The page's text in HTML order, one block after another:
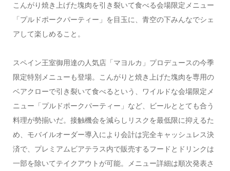
こんがり焼き上げた塊肉を引き裂いて食べる会場限定メニュー
「プルドポークパーティー」を目玉に、青空の下みんなでシェ
アして楽しめること。
スペイン王室御用達の人気店「マヨルカ」プロデュースの今季
限定特別メニューも登場。こんがりと焼き上げた塊肉を専用の
ベアクローで引き裂いて食べるという、ワイルドな会場限定メ
ニュー「プルドポークパーティー」など、ビールととても合う
料理が勢揃いだ。接触機会を減らしリスクを最低限に抑えるた
め、モバイルオーダー導入により会計は完全キャッシュレス決
済で、プレミアムビアテラス内で販売するフードとドリンクは
一部を除いてテイクアウトが可能。メニュー詳細は順次発表さ